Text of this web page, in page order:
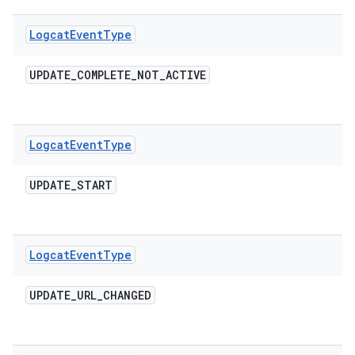
LogcatEventType
UPDATE_COMPLETE_NOT_ACTIVE
LogcatEventType
UPDATE_START
LogcatEventType
UPDATE_URL_CHANGED